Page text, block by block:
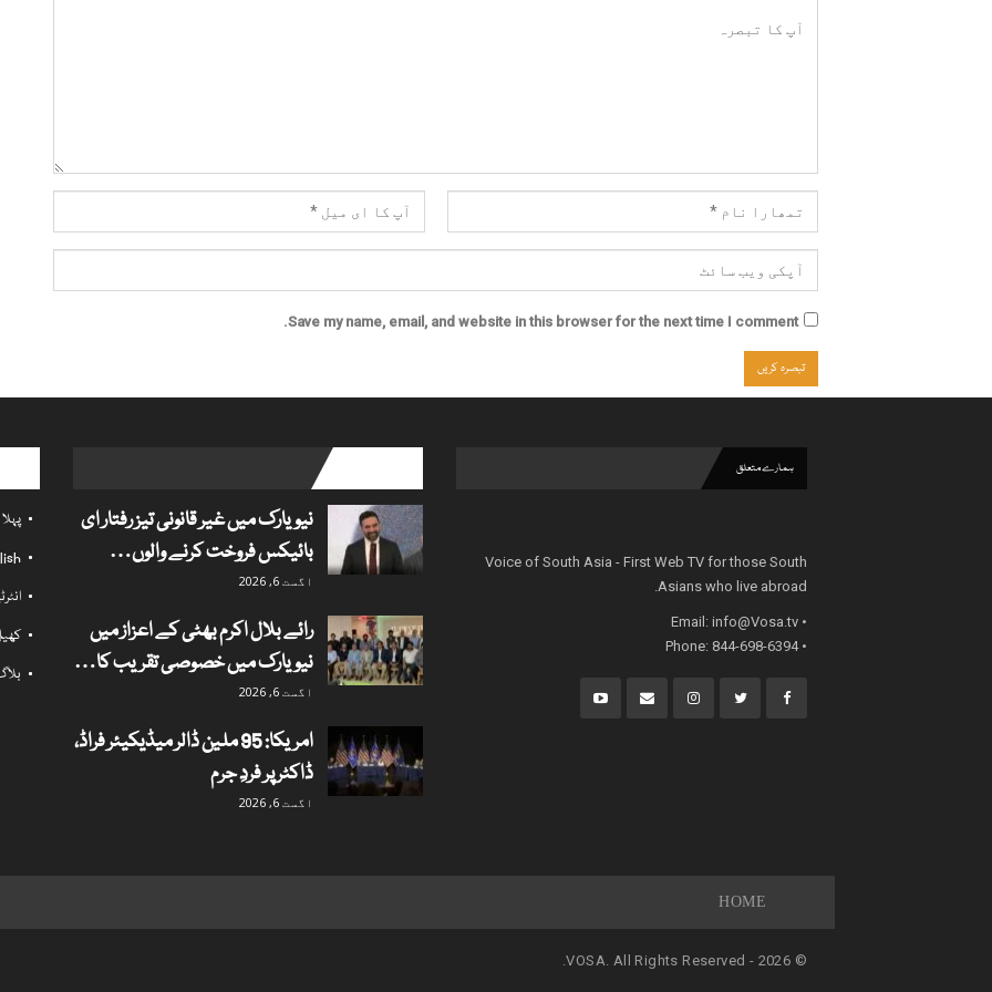
Save my name, email, and website in this browser for the next time I comment.
ہمارے متعلق
Voice of South Asia - First Web TV for those South
Asians who live abroad.
• Email:
info@Vosa.tv
• Phone: 844-698-6394
نیویارک میں غیر قانونی تیز رفتار ای
بائیکس فروخت کرنے والوں…
اگست 6, 2026
رائے بلال اکرم بھٹی کے اعزاز میں
نیویارک میں خصوصی تقریب کا…
اگست 6, 2026
امریکا: 95 ملین ڈالر میڈیکیئر فراڈ،
ڈاکٹر پر فردِ جرم
اگست 6, 2026
HOME
© 2026 - VOSA. All Rights Reserved.